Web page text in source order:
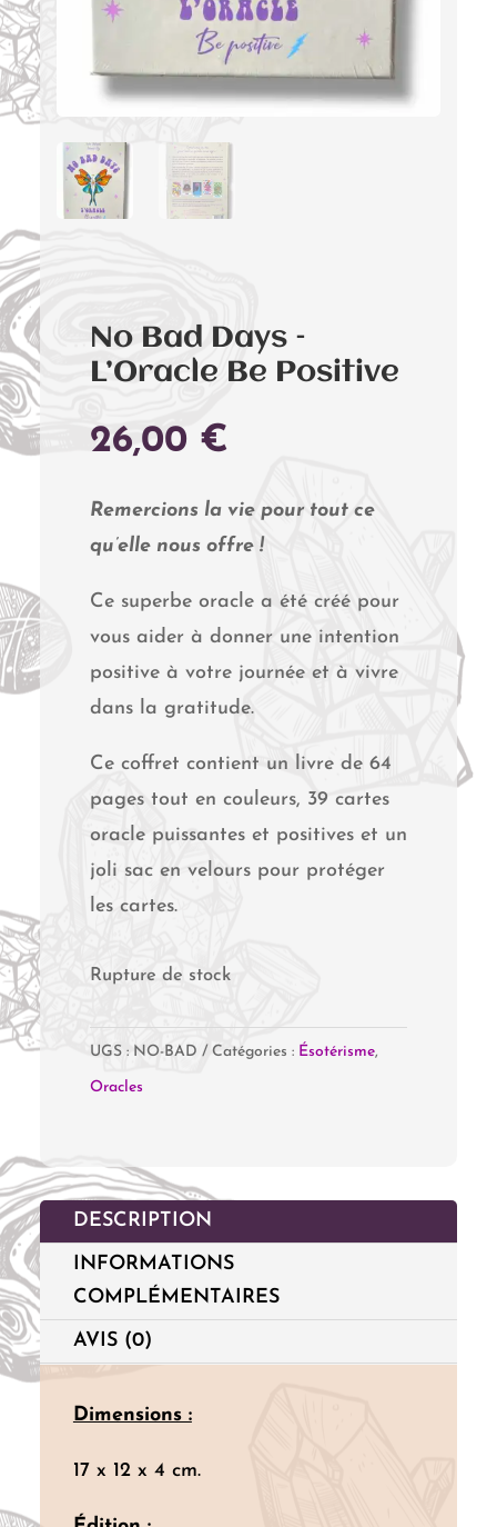
No Bad Days –
L’Oracle Be Positive
26,00 €
Remercions la vie pour tout ce
qu’elle nous offre !
Ce superbe oracle a été créé pour
vous aider à donner une intention
positive à votre journée et à vivre
dans la gratitude.
Ce coffret contient un livre de 64
pages tout en couleurs, 39 cartes
oracle puissantes et positives et un
joli sac en velours pour protéger
les cartes.
Rupture de stock
UGS : NO-BAD Catégories : Ésotérisme,
Oracles
DESCRIPTION
INFORMATIONS
COMPLÉMENTAIRES
AVIS (0)
Dimensions :
17 x 12 x 4 cm.